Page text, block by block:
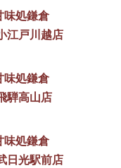
味処鎌倉
戸川越店
味処鎌倉
高山店
味処鎌倉
日光駅前店